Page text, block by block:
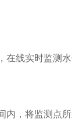
线实时监测水
内，将监测点